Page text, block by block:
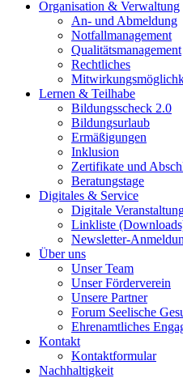
Organisation & Verwaltung
An- und Abmeldung
Notfallmanagement
Qualitätsmanagement
Rechtliches
Lernen & Teilhabe
Bildungsscheck 2.0
Bildungsurlaub
Ermäßigungen
Inklusion
Zertifikate und
Beratungstage
Digitales & Service
Digitale
Linkliste
Newsletter-
Über uns
Unser Team
Unser Förderverein
Unsere Partner
Forum Seelische
Ehrenamtliches
Kontakt
Kontaktformular
Nachhaltigkeit